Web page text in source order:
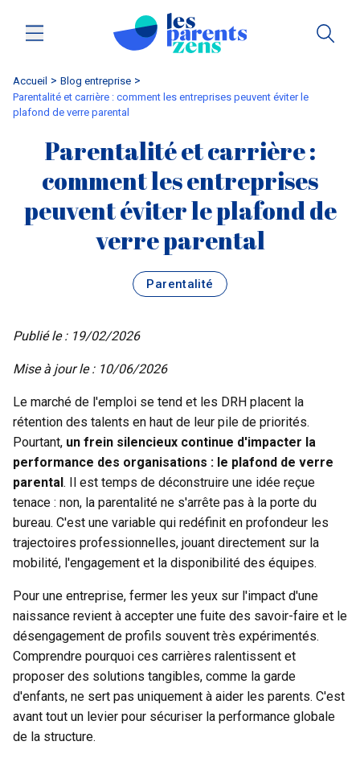
Accueil
blog entreprise
Parentalité et carrière : comment les entreprises peuvent éviter le
plafond de verre parental
Parentalité et carrière :
comment les entreprises
peuvent éviter le plafond de
verre parental
Parentalité
Publié le : 19/02/2026
Mise à jour le : 10/06/2026
Le marché de l'emploi se tend et les DRH placent la
rétention des talents en haut de leur pile de priorités.
Pourtant, un frein silencieux continue d'impacter la
performance des organisations : le plafond de verre
parental. Il est temps de déconstruire une idée reçue
tenace : non, la parentalité ne s'arrête pas à la porte du
bureau. C'est une variable qui redéfinit en profondeur les
trajectoires professionnelles, jouant directement sur la
mobilité, l'engagement et la disponibilité des équipes.
Pour une entreprise, fermer les yeux sur l'impact d'une
naissance revient à accepter une fuite des savoir-faire et le
désengagement de profils souvent très expérimentés.
Comprendre pourquoi ces carrières ralentissent et
proposer des solutions tangibles, comme la garde
d'enfants, ne sert pas uniquement à aider les parents. C'est
avant tout un levier pour sécuriser la performance globale
de la structure.